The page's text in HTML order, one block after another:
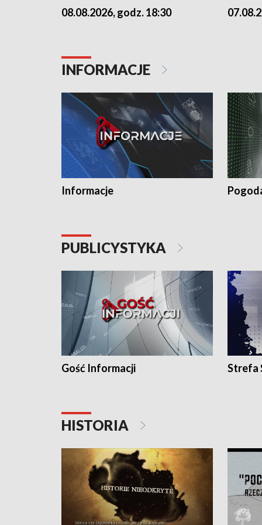
08.08.2026, godz. 18:30
INFORMACJE
Informacje
PUBLICYSTYKA
Gość Informacji Strefa
HISTORIA